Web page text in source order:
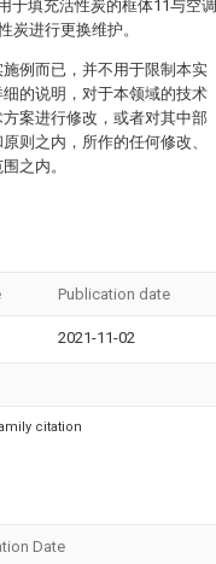
于填充活性炭的框体11与空调
炭进行更换维护。
例而已，并不用于限制本实
的说明，对于本领域的技术
案进行修改，或者对其中部
则之内，所作的任何修改、
之内。
Publication date
2021-11-02
citation
Date